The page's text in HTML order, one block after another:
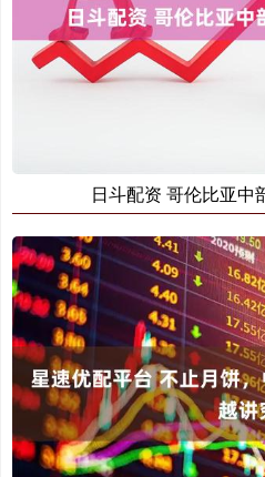
日斗配资 哥伦比亚中